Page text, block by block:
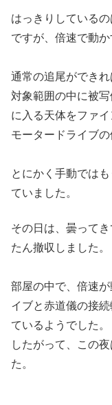
はっきりしている
ですが、倍速で動
通常の追尾ができ
対象範囲の中に被
に入る天体をファ
モータードライブ
とにかく手動では
ていました。
その日は、曇って
たん撤収しました。
部屋の中で、倍速
イブと赤道儀の接
ているようでした。
したがって、この
た。